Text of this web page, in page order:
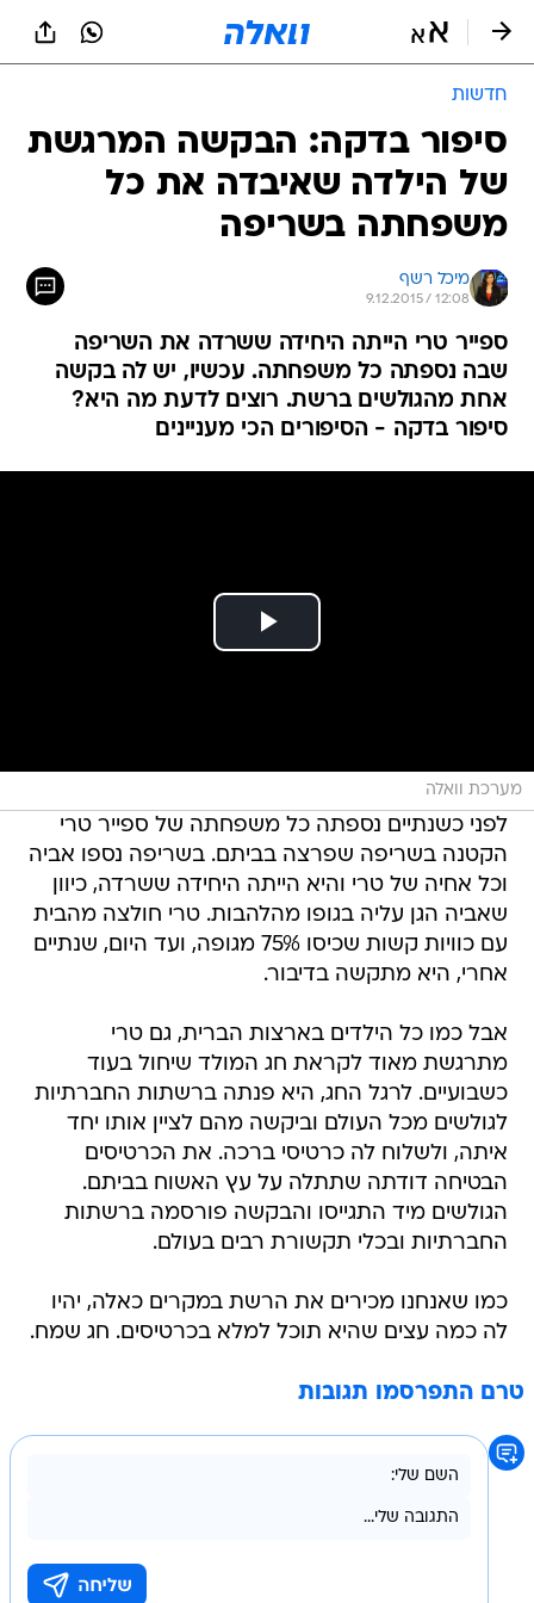
חדשות
סיפור בדקה: הבקשה המרגשת
של הילדה שאיבדה את כל
משפחתה בשריפה
מיכל רשף
9.12.2015 / 12:08
ספייר טרי הייתה היחידה ששרדה את השריפה
שבה נספתה כל משפחתה. עכשיו, יש לה בקשה
אחת מהגולשים ברשת. רוצים לדעת מה היא?
סיפור בדקה - הסיפורים הכי מעניינים
מערכת וואלה
לפני כשנתיים נספתה כל משפחתה של ספייר טרי
הקטנה בשריפה שפרצה בביתם. בשריפה נספו אביה
וכל אחיה של טרי והיא הייתה היחידה ששרדה, כיוון
שאביה הגן עליה בגופו מהלהבות. טרי חולצה מהבית
עם כוויות קשות שכיסו 75% מגופה, ועד היום, שנתיים
אחרי, היא מתקשה בדיבור.
אבל כמו כל הילדים בארצות הברית, גם טרי
מתרגשת מאוד לקראת חג המולד שיחול בעוד
כשבועיים. לרגל החג, היא פנתה ברשתות החברתיות
לגולשים מכל העולם וביקשה מהם לציין אותו יחד
איתה, ולשלוח לה כרטיסי ברכה. את הכרטיסים
הבטיחה דודתה שתתלה על עץ האשוח בביתם.
הגולשים מיד התגייסו והבקשה פורסמה ברשתות
החברתיות ובכלי תקשורת רבים בעולם.
כמו שאנחנו מכירים את הרשת במקרים כאלה, יהיו
לה כמה עצים שהיא תוכל למלא בכרטיסים. חג שמח.
טרם התפרסמו תגובות